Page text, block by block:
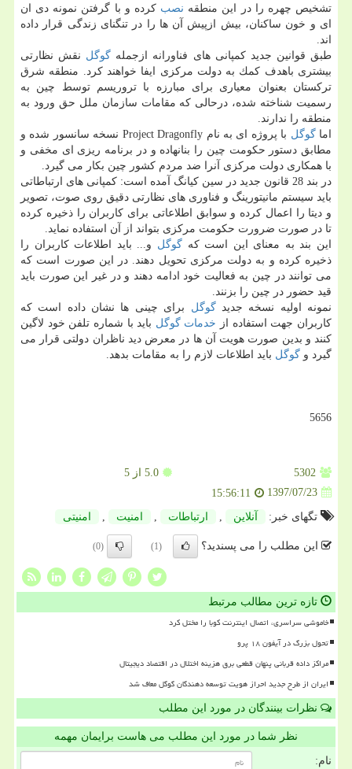
تشخیص چهره را در این منطقه نصب كرده و با گرفتن نمونه دی ان
ای و خون ساكنان، بیش ازپیش آن ها را در تنگنای زندگی قرار داده
اند.
طبق قوانین جدید كمپانی های فناورانه ازجمله گوگل نقش نظارتی
بیشتری باهدف كمك به دولت مركزی ایفا خواهند كرد. منطقه شرق
تركستان بعنوان معیاری برای مبارزه با تروریسم توسط چین به
رسمیت شناخته شده، درحالی كه مقامات سازمان ملل حق ورود به
منطقه را ندارند.
اماگوگل
با پروژه ای به نام Project Dragonfly نسخه سانسور شده و
مطابق دستور حكومت چین را بنانهاده و در برنامه ریزی ای مخفی و
با همكاری دولت مركزی آنرا ضد مردم كشور چین بكار می گیرد.
در بند 28 قانون جدید در سین كیانگ آمده است: كمپانی های ارتباطاتی
باید سیستم مانیتورینگ و فناوری های نظارتی دقیق روی صوت، تصویر
و دیتا را اعمال كرده و سوابق اطلاعاتی برای كاربران را ذخیره كرده
تا در صورت ضرورت حكومت مركزی بتواند از آن استفاده نماید.
این بند به معنای این است كهگوگل و... باید اطلاعات كاربران را
ذخیره كرده و به دولت مركزی تحویل دهند. در این صورت است كه
می توانند در چین به فعالیت خود ادامه دهند و در غیر این صورت باید
قید حضور در چین را بزنند.
نمونه اولیه نسخه جدیدگوگل برای چینی ها نشان داده است كه
كاربران جهت استفاده از خدمات گوگل باید با شماره تلفن خود لاگین
كنند و بدین صورت هویت آن ها در معرض دید ناظران دولتی قرار می
گیرد و گوگل باید اطلاعات لازم را به مقامات بدهد.
5656
5302
5.0 از 5
1397/07/23
15:56:11
تگهای خبر:
آنلاین ارتباطات امنیت امنیتی
این مطلب را می پسندید؟ (1)
(0)
تازه ترین مطالب مرتبط
خاموشی سراسری، اتصال اینترنت کوبا را مختل کرد
تحول بزرگ در آیفون ۱۸ پرو
مراکز داده قربانی پنهان قطعی برق هزینه اختلال در اقتصاد دیجیتال
ایران از طرح جدید احراز هویت توسعه دهندگان گوگل معاف شد
نظرات بینندگان در مورد این مطلب
نظر شما در مورد این مطلب می هاست برایمان مهمه
نام: